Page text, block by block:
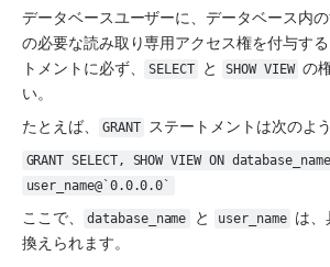
データベースユーザーに、データベース内
の必要な読み取り専用アクセス権を付与する
トメントに必ず、
SELECT と SHOW VIEW の
い。
たとえば、
GRANT ステートメントは次のよ
GRANT SELECT, SHOW VIEW ON
user_name@`0.0.0.0`
ここで、 database_name と user_name
は、
換えられます。